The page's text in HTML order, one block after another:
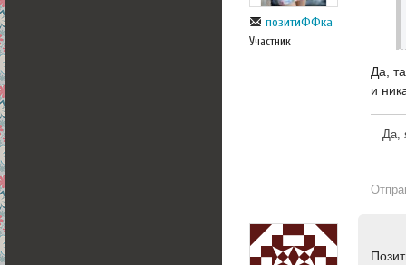
позитиФФка
Участник
Да,
и
Да,